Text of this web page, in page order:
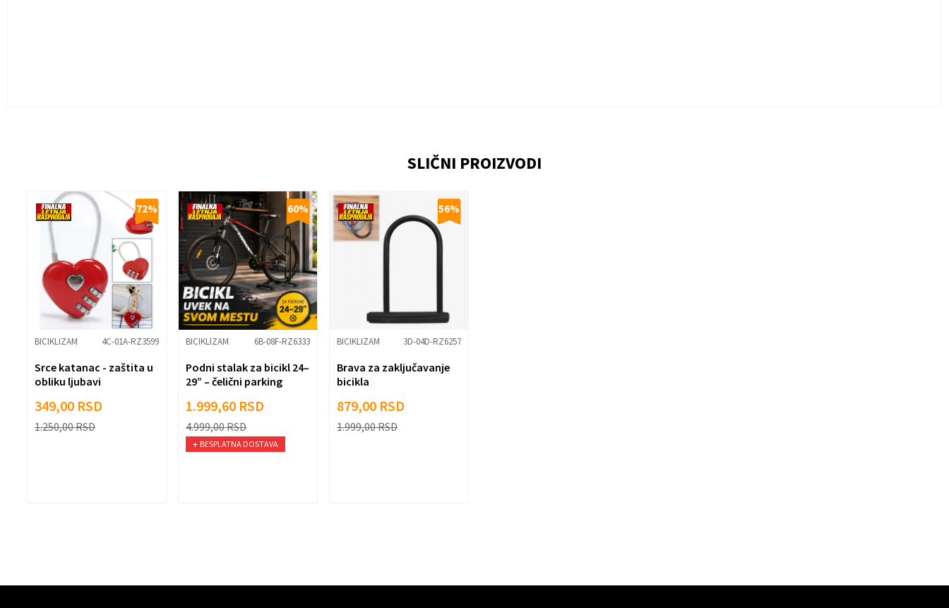
Anti-spam zaštita - izračunajte koliko je 9 - 4 :
Pošalji
SLIČNI PROIZVODI
72%
BICIKLIZAM 4C-01A-RZ3599
Srce katanac - zaštita u
obliku ljubavi
349,00 RSD
1.250,00RSD
60%
BICIKLIZAM 6B-08F-RZ6333
Podni stalak za bicikl 24–
29” – čelični parking
1.999,60 RSD
4.999,00RSD
BESPLATNA DOSTAVA
56%
BICIKLIZAM 3D-04D-RZ6257
Brava za zaključavanje
bicikla
879,00 RSD
1.999,00RSD